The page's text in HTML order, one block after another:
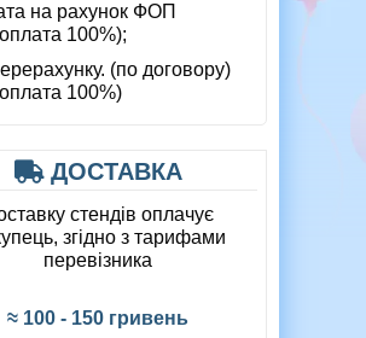
на рахунок ФОП
100%);
(по договору)
100%)
ДОСТАВКА
стендів оплачує
згідно з тарифами
перевізника
≈ 100 - 150 гривень